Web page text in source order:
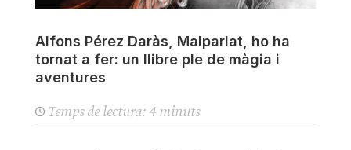
Alfons Pérez Daràs, Malparlat, ho ha
tornat a fer: un llibre ple de màgia i
aventures
Temps de lectura: 4 minuts